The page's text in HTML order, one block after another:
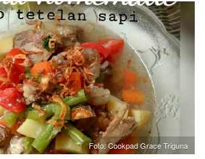
Foto: Cookpad Grace Triguna